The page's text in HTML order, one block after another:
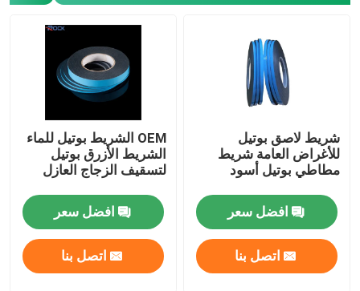
شريط لاصق بوتيل
للأغراض العامة شريط
مطاطي بوتيل أسود
افضل سعر
اتصل بنا
OEM الشريط بوتيل للماء
الشريط الأزرق بوتيل
لتسقيف الزجاج العازل
افضل سعر
اتصل بنا